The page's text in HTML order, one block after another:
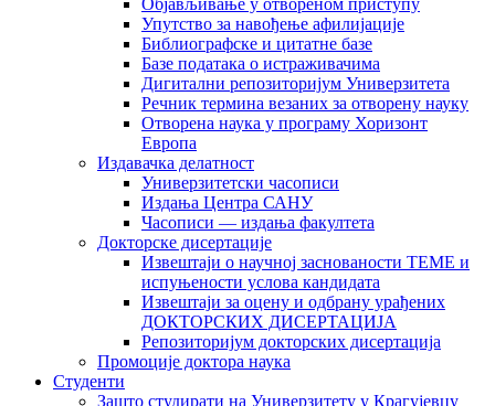
Објављивање у отвореном приступу
Упутство за навођење афилијације
Библиографске и цитатне базе
Базе података о истраживачима
Дигитални репозиторијум Универзитета
Рeчник термина везаних за отворену науку
Отворена наука у програму Хоризонт
Европа
Издавачка делатност
Универзитетски часописи
Издања Центра САНУ
Часописи — издања факултета
Докторске дисертације
Извештаји о научној заснованости ТЕМЕ и
испуњености услова кандидата
Извештаји за оцену и одбрану урађених
ДОКТОРСКИХ ДИСЕРТАЦИЈА
Репозиторијум докторских дисертација
Промоције доктора наука
Студенти
Зашто студирати на Универзитету у Крагујевцу